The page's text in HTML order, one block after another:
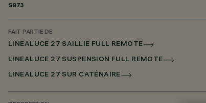
S973
FAIT PARTIE DE
LINEALUCE 27 SAILLIE FULL REMOTE
LINEALUCE 27 SUSPENSION FULL REMOTE
LINEALUCE 27 SUR CATÉNAIRE